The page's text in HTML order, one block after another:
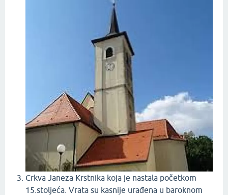
Crkva Janeza Krstnika koja je nastala početkom
15.stoljeća. Vrata su kasnije urađena u baroknom